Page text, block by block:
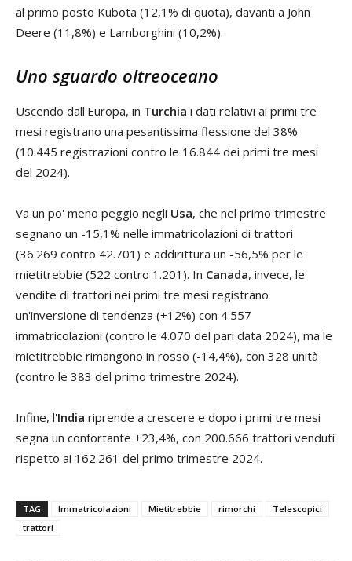
al primo posto Kubota (12,1% di quota), davanti a John
Deere (11,8%) e Lamborghini (10,2%).
Uno sguardo oltreoceano
Uscendo dall'Europa, in Turchia i dati relativi ai primi tre
mesi registrano una pesantissima flessione del 38%
(10.445 registrazioni contro le 16.844 dei primi tre mesi
del 2024).
Va un po' meno peggio negli Usa, che nel primo trimestre
segnano un -15,1% nelle immatricolazioni di trattori
(36.269 contro 42.701) e addirittura un -56,5% per le
mietitrebbie (522 contro 1.201). In Canada, invece, le
vendite di trattori nei primi tre mesi registrano
un'inversione di tendenza (+12%) con 4.557
immatricolazioni (contro le 4.070 del pari data 2024), ma le
mietitrebbie rimangono in rosso (-14,4%), con 328 unità
(contro le 383 del primo trimestre 2024).
Infine, l'India riprende a crescere e dopo i primi tre mesi
segna un confortante +23,4%, con 200.666 trattori venduti
rispetto ai 162.261 del primo trimestre 2024.
TAG Immatricolazioni Mietitrebbie rimorchi
Telescopici
trattori